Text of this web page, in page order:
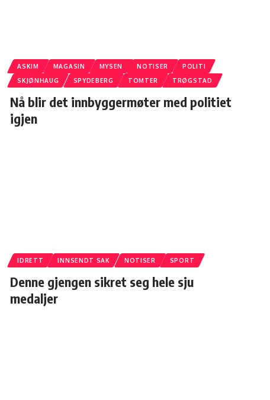
ASKIM MAGASIN MYSEN NOTISER
POLITI
SKJØNHAUG
SPYDEBERG TOMTER TRØGSTAD
Nå blir det innbyggermøter med politiet
igjen
IDRETT INNSENDT SAK NOTISER SPORT
Denne gjengen sikret seg hele sju
medaljer